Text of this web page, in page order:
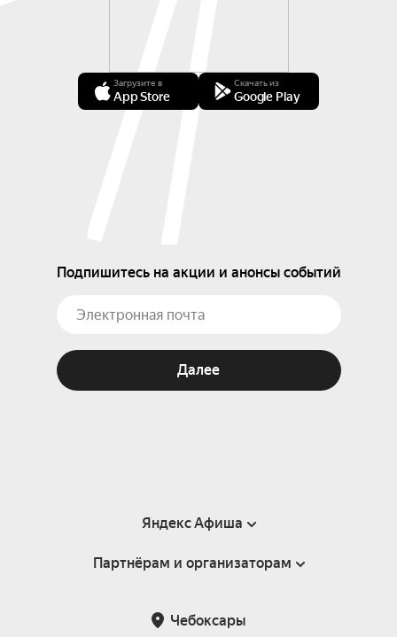
Загрузите в
App Store
Скачать из
Google Play
Подпишитесь на акции и анонсы событий
Далее
Яндекс Афиша
Справка
Подарочные сертификаты
Партнёрам и организаторам
Чебоксары